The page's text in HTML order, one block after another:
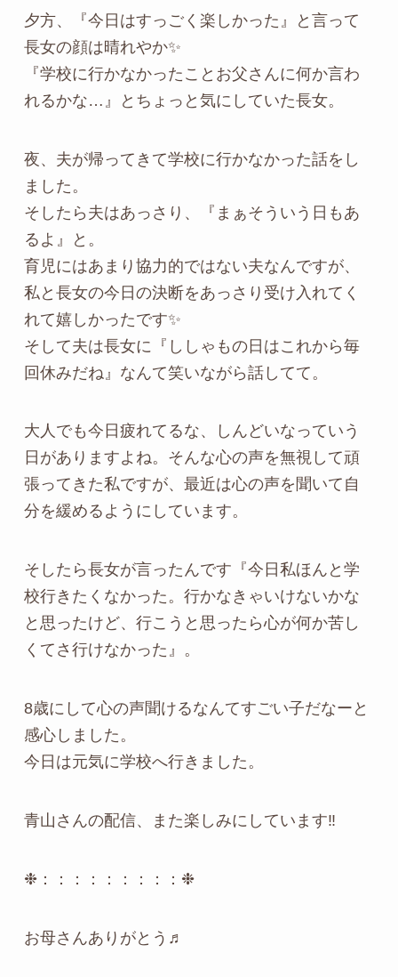
夕方、『今日はすっごく楽しかった』と言って
長女の顔は晴れやか✨
『学校に行かなかったことお父さんに何か言わ
れるかな…』とちょっと気にしていた長女。
夜、夫が帰ってきて学校に行かなかった話をし
ました。
そしたら夫はあっさり、『まぁそういう日もあ
るよ』と。
育児にはあまり協力的ではない夫なんですが、
私と長女の今日の決断をあっさり受け入れてく
れて嬉しかったです✨
そして夫は長女に『ししゃもの日はこれから毎
回休みだね』なんて笑いながら話してて。
大人でも今日疲れてるな、しんどいなっていう
日がありますよね。そんな心の声を無視して頑
張ってきた私ですが、最近は心の声を聞いて自
分を緩めるようにしています。
そしたら長女が言ったんです『今日私ほんと学
校行きたくなかった。行かなきゃいけないかな
と思ったけど、行こうと思ったら心が何か苦し
くてさ行けなかった』。
8歳にして心の声聞けるなんてすごい子だなーと
感心しました。
今日は元気に学校へ行きました。
青山さんの配信、また楽しみにしています‼️
❉：：：：：：：：：❉
お母さんありがとう♬